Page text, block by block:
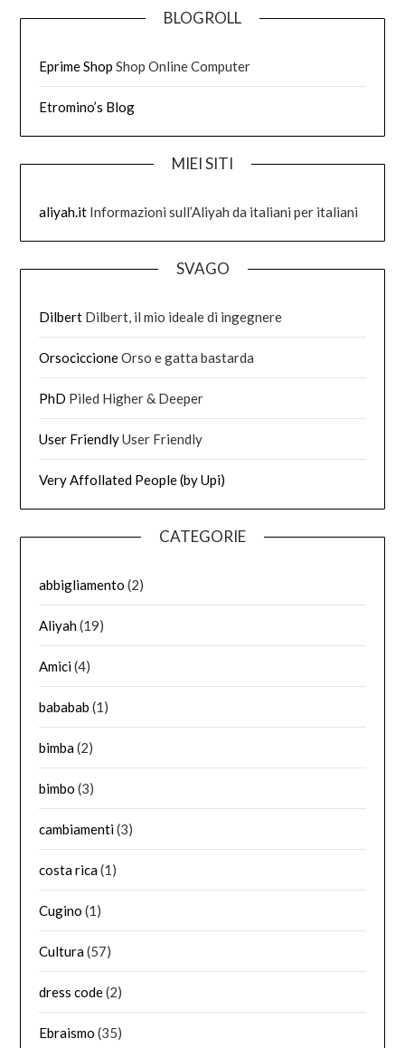
BLOGROLL
Eprime Shop Shop Online Computer
Etromino’s Blog
MIEI SITI
aliyah.it Informazioni sull’Aliyah da italiani per italiani
SVAGO
Dilbert Dilbert, il mio ideale di ingegnere
OrsociccioneOrso e gatta bastarda
PhD Piled Higher & Deeper
User FriendlyUser Friendly
Very Affollated People (by Upi)
CATEGORIE
abbigliamento (2)
Aliyah(19)
Amici(4)
bababab (1)
bimba(2)
bimbo (3)
cambiamenti(3)
costa rica(1)
Cugino (1)
Cultura(57)
dress code(2)
Ebraismo (35)